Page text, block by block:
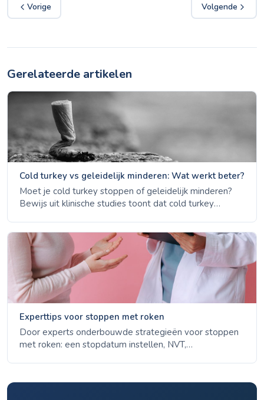
Vorige Volgende
Gerelateerde artikelen
Cold turkey vs geleidelijk minderen: Wat werkt beter?
Moet je cold turkey stoppen of geleidelijk minderen?
Bewijs uit klinische studies toont dat cold turkey
Experttips voor stoppen met roken
Door experts onderbouwde strategieën voor stoppen
met roken: een stopdatum instellen, NVT,
ACS.